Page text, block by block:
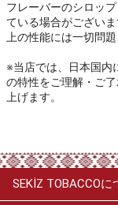
フレーバーのシロッ
ている場合がござい
上の性能には一切問
※当店では、日本国内
の特性をご理解・ご
上げます。
SEKİZ TOBACCOに